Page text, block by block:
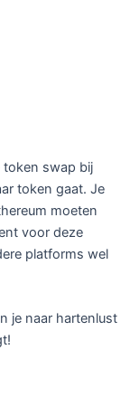
token swap bij
token gaat. Je
moeten
voor deze
platforms wel
je naar hartenlust